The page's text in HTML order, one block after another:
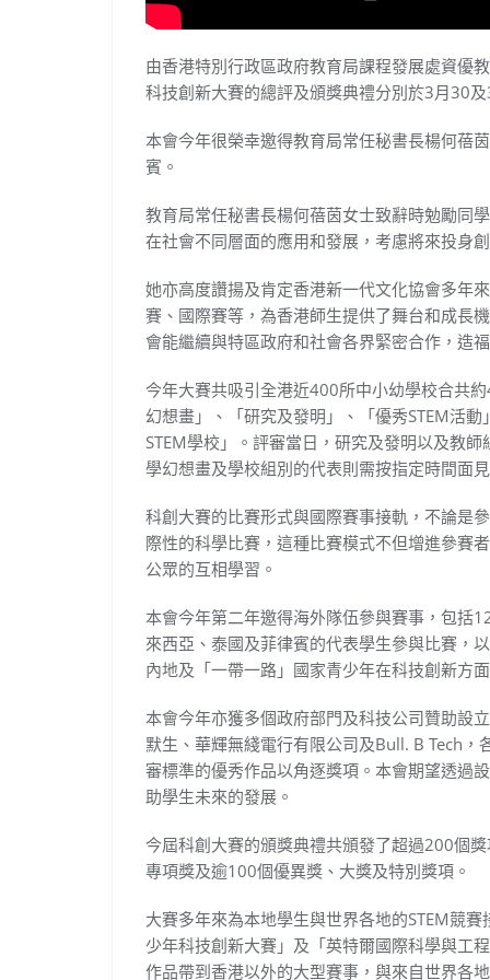
由香港特別行政區政府教育局課程發展處資優
科技創新大賽的總評及頒獎典禮分別於3月30
本會今年很榮幸邀得教育局常任秘書長楊何蓓
賓。
教育局常任秘書長楊何蓓茵女士致辭時勉勵同
在社會不同層面的應用和發展，考慮將來投身
她亦高度讚揚及肯定香港新一代文化協會多年
賽、國際賽等，為香港師生提供了舞台和成長
會能繼續與特區政府和社會各界緊密合作，造
今年大賽共吸引全港近400所中小幼學校合共
幻想畫」、「研究及發明」、「優秀STEM活
STEM學校」。評審當日，研究及發明以及教
學幻想畫及學校組別的代表則需按指定時間面
科創大賽的比賽形式與國際賽事接軌，不論是
際性的科學比賽，這種比賽模式不但增進參賽
公眾的互相學習。
本會今年第二年邀得海外隊伍參與賽事，包括
來西亞、泰國及菲律賓的代表學生參與比賽，
內地及「一帶一路」國家青少年在科技創新方
本會今年亦獲多個政府部門及科技公司贊助設
默生、華輝無綫電行有限公司及Bull. B Tech
審標準的優秀作品以角逐獎項。本會期望透過
助學生未來的發展。
今屆科創大賽的頒獎典禮共頒發了超過200個
專項獎及逾100個優異獎、大獎及特別獎項。
大賽多年來為本地學生與世界各地的STEM競
少年科技創新大賽」及「英特爾國際科學與工
作品帶到香港以外的大型賽事，與來自世界各